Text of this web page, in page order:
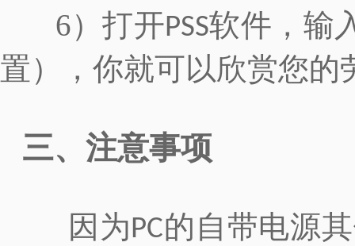
6）打开PSS软件，输
置），你就可以欣赏您
三、注意事项
因为PC的自带电源